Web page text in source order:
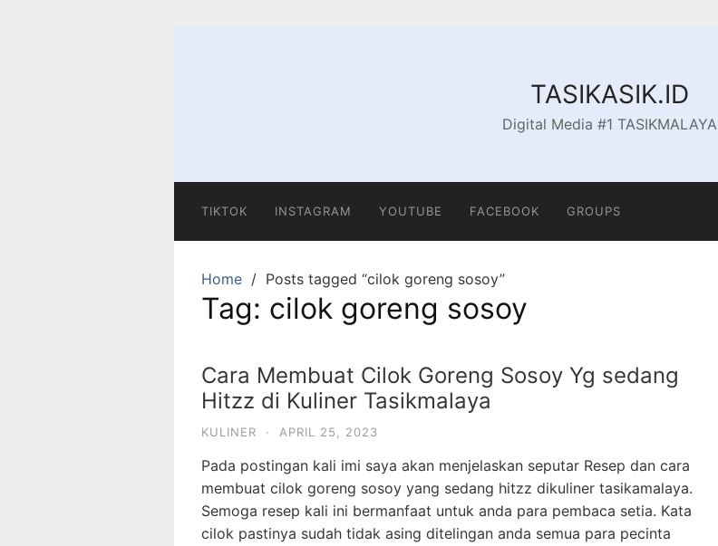
TASIKASIK.ID
Digital Media #1 TASIKMALAYA
TIKTOK INSTAGRAM YOUTUBE FACEBOOK GROUPS
Home Posts tagged “cilok goreng sosoy”
Tag: cilok goreng sosoy
Cara Membuat Cilok Goreng Sosoy Yg sedang
Hitzz di Kuliner Tasikmalaya
KULINER · APRIL 25, 2023
Pada postingan kali imi saya akan menjelaskan seputar Resep dan cara
membuat cilok goreng sosoy yang sedang hitzz dikuliner tasikamalaya.
Semoga resep kali ini bermanfaat untuk anda para pembaca setia. Kata
cilok pastinya sudah tidak asing ditelingan anda semua para pecinta